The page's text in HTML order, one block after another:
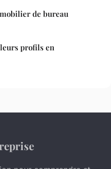
de bureau
profils en